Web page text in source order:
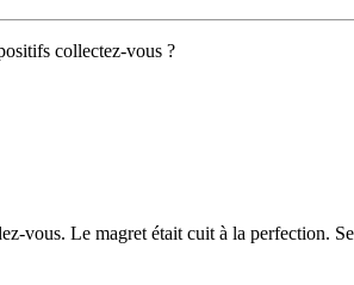
collectez-vous ?
vous. Le magret était cuit à la perfection.